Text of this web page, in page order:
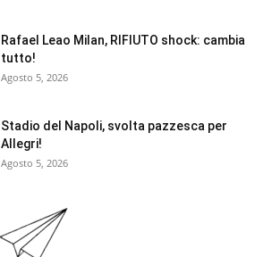
Rafael Leao Milan, RIFIUTO shock: cambia
tutto!
Agosto 5, 2026
Stadio del Napoli, svolta pazzesca per
Allegri!
Agosto 5, 2026